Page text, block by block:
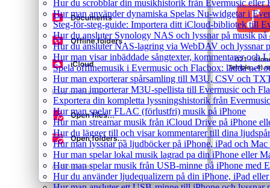
Hur du scrobblar din musikhistorik från Evermusic eller
Hur man använder dynamiska Spelas Nu-widgetar i
Steg-för-steg-guide: Importera ditt iCloud-bibliotek till
Hur du ansluter Synology NAS och lyssnar på musik
Hur du ansluter NAS-lagring via WebDAV och lyssnar
Hur man visar inbäddade sångtexter, kommentarer och
Spela offlinemusik i Evermusic och Flacbox: ladda ner
Hur man exporterar spårsamling till M3U, CSV och
Hur man importerar M3U-spellista till Evermusic och
Exportera din kompletta lyssningshistorik från
Hur man spelar FLAC (förlustfri) musik på iPhone
Hur man streamar musik från iCloud Drive på iPhone
Hur du lägger till och visar kommentarer till dina
Hur man lyssnar på ljudböcker på iPhone, iPad och
Hur man spelar lokal musik lagrad pa din iPhone eller
Hur man spelar musik från USB-minne på iPhone med
Hur du använder ljudequalizern på din iPhone, iPad